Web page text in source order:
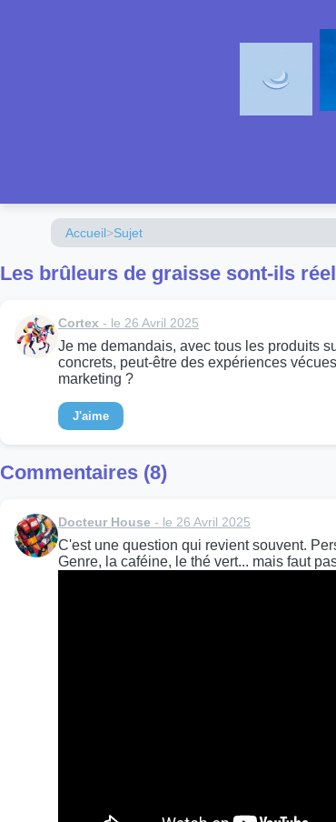
Accueil>Sujet
Les brûleurs de graisse sont-ils
Cortex - le 26 Avril 2025
Je me demandais, avec tous les produits
concrets, peut-être des expériences
marketing ?
J'aime
Commentaires (8)
Docteur House - le 26 Avril 2025
C'est une question qui revient souvent.
Genre, la caféine, le thé vert... mais faut